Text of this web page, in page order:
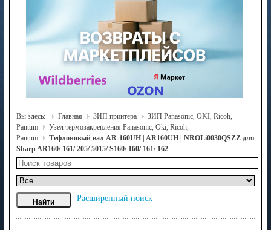
Вы здесь: Главная ЗИП принтера
ЗИП Panasonic, OKI, Ricoh,
Pantum
Узел термозакрепления Panasonic, Oki, Ricoh,
Pantum
Тефлоновый вал AR-160UH | AR160UH | NROLi0030QSZZ для
Sharp AR160/ 161/ 205/ 5015/ S160/ 160/ 161/ 162
Расширенный поиск